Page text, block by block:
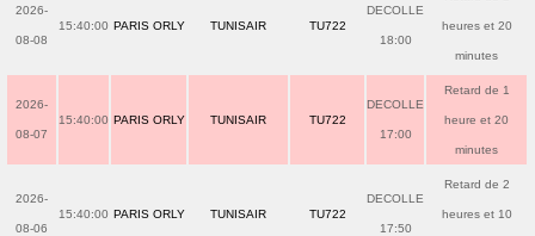
2026-
08-08
15:40:00 PARIS ORLY TUNISAIR TU722
DECOLLE
18:00
heures et 20
minutes
2026-
08-07
15:40:00 PARIS ORLY TUNISAIR TU722
DECOLLE
17:00
Retard de 1
heure et 20
minutes
2026-
08-06
15:40:00 PARIS ORLY TUNISAIR TU722
DECOLLE
17:50
Retard de 2
heures et 10